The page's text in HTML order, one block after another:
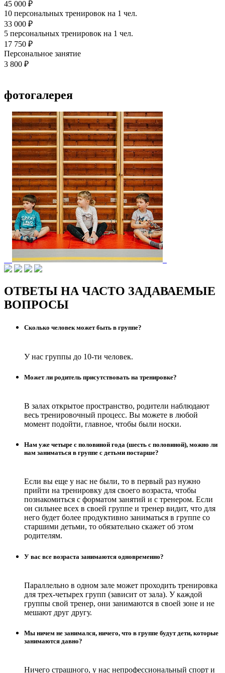
45 000 ₽
10 персональных тренировок на 1 чел.
33 000 ₽
5 персональных тренировок на 1 чел.
17 750 ₽
Персональное занятие
3 800 ₽
фотогалерея
ОТВЕТЫ НА ЧАСТО ЗАДАВАЕМЫЕ
ВОПРОСЫ
Сколько человек может быть в группе?
У нас группы до 10-ти человек.
Может ли родитель присутствовать на тренировке?
В залах открытое пространство, родители наблюдают
весь тренировочный процесс. Вы можете в любой
момент подойти, главное, чтобы были носки.
Нам уже четыре с половиной года (шесть с половиной), можно ли
нам заниматься в группе с детьми постарше?
Если вы еще у нас не были, то в первый раз нужно
прийти на тренировку для своего возраста, чтобы
познакомиться с форматом занятий и с тренером. Если
он сильнее всех в своей группе и тренер видит, что для
него будет более продуктивно заниматься в группе со
старшими детьми, то обязательно скажет об этом
родителям.
У вас все возраста занимаются одновременно?
Параллельно в одном зале может проходить тренировка
для трех-четырех групп (зависит от зала). У каждой
группы свой тренер, они занимаются в своей зоне и не
мешают друг другу.
Мы ничем не занимался, ничего, что в группе будут дети, которые
занимаются давно?
Ничего страшного, у нас непрофессиональный спорт и